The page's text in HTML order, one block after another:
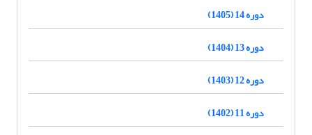
دوره 14 (1405)
دوره 13 (1404)
دوره 12 (1403)
دوره 11 (1402)